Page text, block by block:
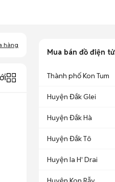
hàng
Mua bán đồ điện tử
Thành phố Kon Tum
Huyện Đắk Glei
Huyện Đắk Hà
Huyện Đắk Tô
Huyện Ia H' Drai